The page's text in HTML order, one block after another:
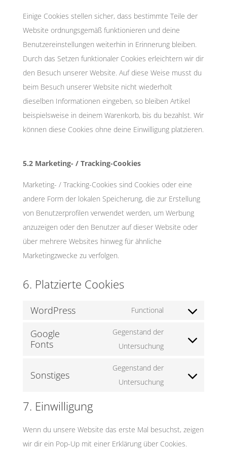
Einige Cookies stellen sicher, dass bestimmte Teile der
Website ordnungsgemäß funktionieren und deine
Benutzereinstellungen weiterhin in Erinnerung bleiben.
Durch das Setzen funktionaler Cookies erleichtern wir dir
den Besuch unserer Website. Auf diese Weise musst du
beim Besuch unserer Website nicht wiederholt
dieselben Informationen eingeben, so bleiben Artikel
beispielsweise in deinem Warenkorb, bis du bezahlst. Wir
können diese Cookies ohne deine Einwilligung platzieren.
5.2 Marketing- / Tracking-Cookies
Marketing- / Tracking-Cookies sind Cookies oder eine
andere Form der lokalen Speicherung, die zur Erstellung
von Benutzerprofilen verwendet werden, um Werbung
anzuzeigen oder den Benutzer auf dieser Website oder
über mehrere Websites hinweg für ähnliche
Marketingzwecke zu verfolgen.
6. Platzierte Cookies
WordPress Functional
Consent
service
Google
Fonts
Gegenstand der
Untersuchung
Consent
service
Sonstiges
Gegenstand der
Untersuchung
Consent
7. Einwilligung
Wenn du unsere Website das erste Mal besuchst, zeigen
wir dir ein Pop-Up mit einer Erklärung über Cookies.